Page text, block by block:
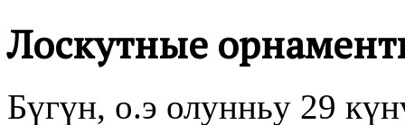
Лоскутные
Бүгүн, о.э олунньу 29